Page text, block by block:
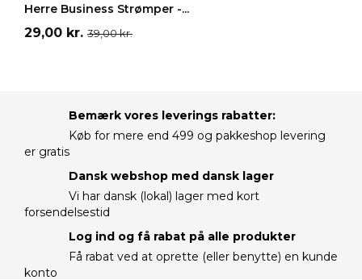
Herre Business Strømper -...
Pris
29,00 kr. Normalpris
39,00 kr.
Bemærk vores leverings rabatter:
Køb for mere end 499 og pakkeshop levering
er gratis
Dansk webshop med dansk lager
Vi har dansk (lokal) lager med kort
forsendelsestid
Log ind og få rabat på alle produkter
Få rabat ved at oprette (eller benytte) en kunde
konto